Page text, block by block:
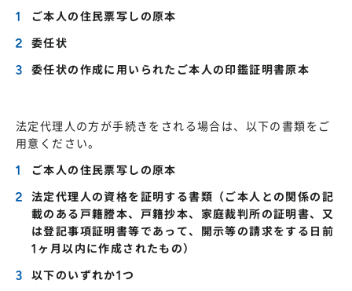
ご本人の住民票写しの原本
委任状
委任状の作成に用いられたご本人の印鑑証明書原本
法定代理人の方が手続きをされる場合は、以下の書類をご
用意ください。
ご本人の住民票写しの原本
法定代理人の資格を証明する書類（ご本人との関係の記
載のある戸籍謄本、戸籍抄本、家庭裁判所の証明書、又
は登記事項証明書等であって、開示等の請求をする日前
1ヶ月以内に作成されたもの）
以下のいずれか1つ